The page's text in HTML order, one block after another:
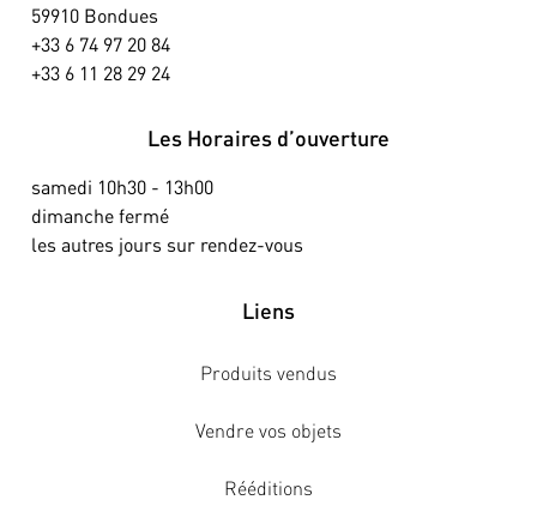
59910 Bondues
+33 6 74 97 20 84
+33 6 11 28 29 24
Les Horaires d’ouverture
samedi 10h30 - 13h00
dimanche fermé
les autres jours sur rendez-vous
Liens
Produits vendus
Vendre vos objets
Rééditions